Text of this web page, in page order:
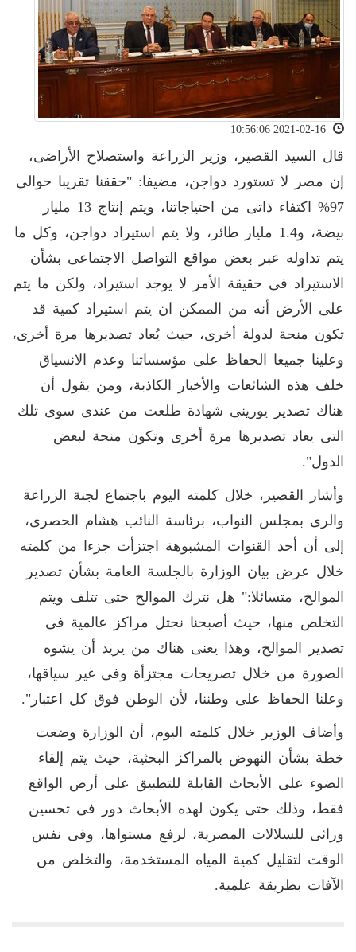
قال السيد القصير، وزير الزراعة واستصلاح الأراضى،
إن مصر لا تستورد دواجن، مضيفا: "حققنا تقريبا حوالى
97% اكتفاء ذاتى من احتياجاتنا، ويتم إنتاج 13 مليار
بيضة، و1.4 مليار طائر، ولا يتم استيراد دواجن، وكل ما
يتم تداوله عبر بعض مواقع التواصل الاجتماعى بشأن
الاستيراد فى حقيقة الأمر لا يوجد استيراد، ولكن ما يتم
على الأرض أنه من الممكن ان يتم استيراد كمية قد
تكون منحة لدولة أخرى، حيث يُعاد تصديرها مرة أخرى،
وعلينا جميعا الحفاظ على مؤسساتنا وعدم الانسياق
خلف هذه الشائعات والأخبار الكاذبة، ومن يقول أن
هناك تصدير يورينى شهادة طلعت من عندى سوى تلك
التى يعاد تصديرها مرة أخرى وتكون منحة لبعض
الدول".
وأشار القصير، خلال كلمته اليوم باجتماع لجنة الزراعة
والرى بمجلس النواب، برئاسة النائب هشام الحصرى،
إلى أن أحد القنوات المشبوهة اجتزأت جزءا من كلمته
خلال عرض بيان الوزارة بالجلسة العامة بشأن تصدير
الموالح، متسائلا:" هل نترك الموالح حتى تتلف ويتم
التخلص منها، حيث أصبحنا نحتل مراكز عالمية فى
تصدير الموالح، وهذا يعنى هناك من يريد أن يشوه
الصورة من خلال تصريحات مجتزأة وفى غير سياقها،
وعلنا الحفاظ على وطننا، لأن الوطن فوق كل اعتبار".
وأضاف الوزير خلال كلمته اليوم، أن الوزارة وضعت
خطة بشأن النهوض بالمراكز البحثية، حيث يتم إلقاء
الضوء على الأبحاث القابلة للتطبيق على أرض الواقع
فقط، وذلك حتى يكون لهذه الأبحاث دور فى تحسين
وراثى للسلالات المصرية، لرفع مستواها، وفى نفس
الوقت لتقليل كمية المياه المستخدمة، والتخلص من
الآفات بطريقة علمية.